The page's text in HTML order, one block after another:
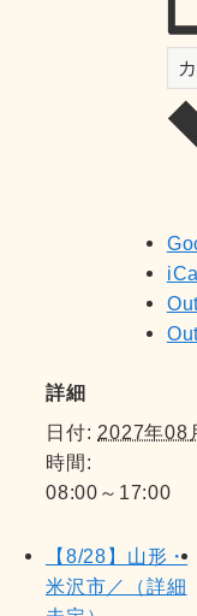
詳細
日付: 2027年08
時間:
08:00～17:00
【8/28】山形・
米沢市／（詳細